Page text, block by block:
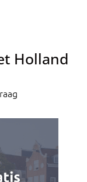
Holland